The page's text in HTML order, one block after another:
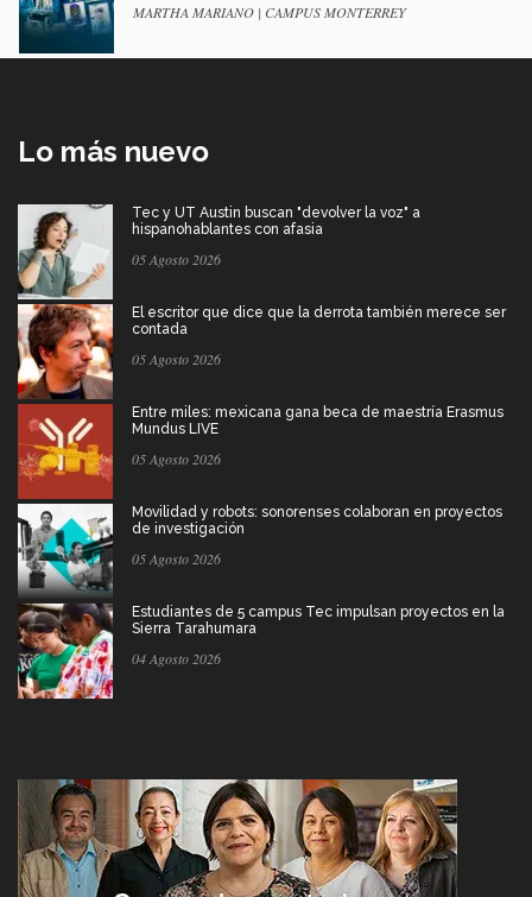
MARTHA MARIANO | CAMPUS MONTERREY
Lo más nuevo
Tec y UT Austin buscan "devolver la voz" a
hispanohablantes con afasia
05 Agosto 2026
El escritor que dice que la derrota también merece ser
contada
05 Agosto 2026
Entre miles: mexicana gana beca de maestría Erasmus
Mundus LIVE
05 Agosto 2026
Movilidad y robots: sonorenses colaboran en proyectos
de investigación
05 Agosto 2026
Estudiantes de 5 campus Tec impulsan proyectos en la
Sierra Tarahumara
04 Agosto 2026